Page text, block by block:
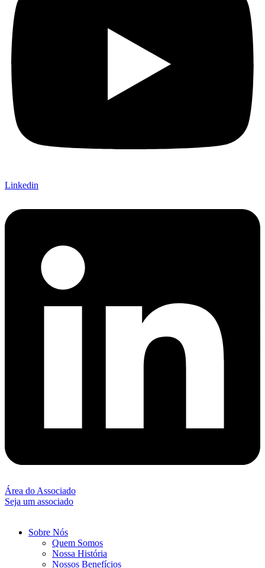
Linkedin
Área do Associado
Seja um associado
Sobre Nós
Quem Somos
Nossa História
Nossos Benefícios